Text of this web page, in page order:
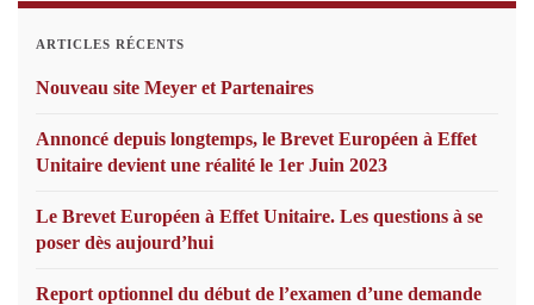
ARTICLES RÉCENTS
Nouveau site Meyer et Partenaires
Annoncé depuis longtemps, le Brevet Européen à Effet
Unitaire devient une réalité le 1er Juin 2023
Le Brevet Européen à Effet Unitaire. Les questions à se
poser dès aujourd’hui
Report optionnel du début de l’examen d’une demande